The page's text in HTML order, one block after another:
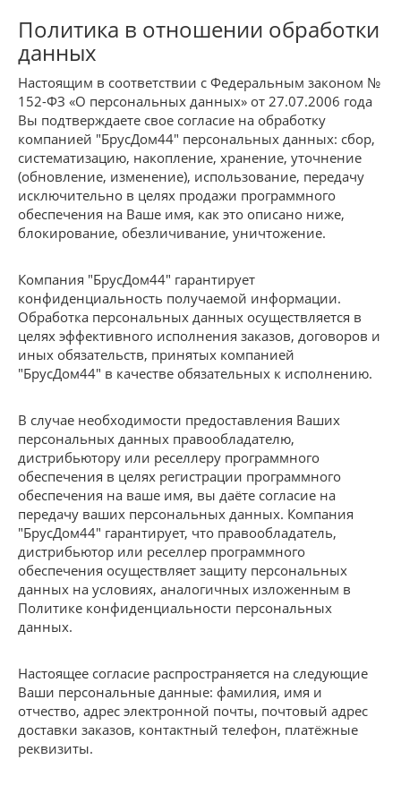
Политика в отношении обработки
данных
Настоящим в соответствии с Федеральным законом №
152-ФЗ «О персональных данных» от 27.07.2006 года
Вы подтверждаете свое согласие на обработку
компанией "БрусДом44" персональных данных: сбор,
систематизацию, накопление, хранение, уточнение
(обновление, изменение), использование, передачу
исключительно в целях продажи программного
обеспечения на Ваше имя, как это описано ниже,
блокирование, обезличивание, уничтожение.
Компания "БрусДом44" гарантирует
конфиденциальность получаемой информации.
Обработка персональных данных осуществляется в
целях эффективного исполнения заказов, договоров и
иных обязательств, принятых компанией
"БрусДом44" в качестве обязательных к исполнению.
В случае необходимости предоставления Ваших
персональных данных правообладателю,
дистрибьютору или реселлеру программного
обеспечения в целях регистрации программного
обеспечения на ваше имя, вы даёте согласие на
передачу ваших персональных данных. Компания
"БрусДом44" гарантирует, что правообладатель,
дистрибьютор или реселлер программного
обеспечения осуществляет защиту персональных
данных на условиях, аналогичных изложенным в
Политике конфиденциальности персональных
данных.
Настоящее согласие распространяется на следующие
Ваши персональные данные: фамилия, имя и
отчество, адрес электронной почты, почтовый адрес
доставки заказов, контактный телефон, платёжные
реквизиты.